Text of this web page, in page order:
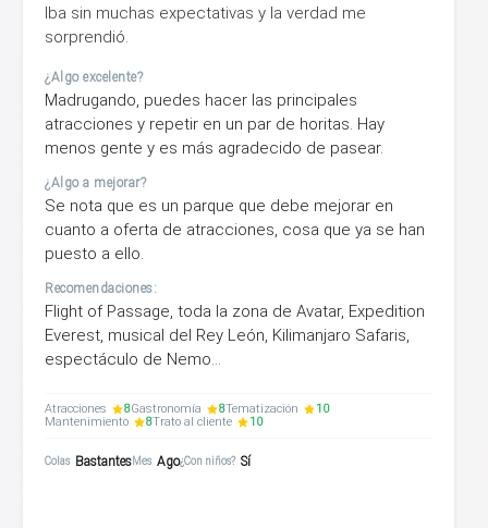
Iba sin muchas expectativas y la verdad me
sorprendió.
¿Algo excelente?
Madrugando, puedes hacer las principales
atracciones y repetir en un par de horitas. Hay
menos gente y es más agradecido de pasear.
¿Algo a mejorar?
Se nota que es un parque que debe mejorar en
cuanto a oferta de atracciones, cosa que ya se han
puesto a ello.
Recomendaciones:
Flight of Passage, toda la zona de Avatar, Expedition
Everest, musical del Rey León, Kilimanjaro Safaris,
espectáculo de Nemo...
Atracciones 8Gastronomía 8Tematización
10
Mantenimiento
8Trato al cliente 10
Colas BastantesMes Ago¿Con niños? Sí